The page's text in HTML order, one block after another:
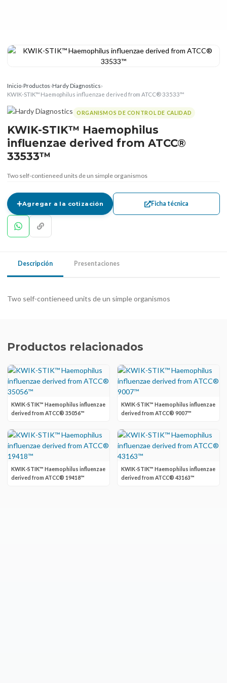
Inicio›Productos›Hardy Diagnostics›
KWIK-STIK™ Haemophilus influenzae derived from ATCC® 33533™
ORGANISMOS DE CONTROL DE CALIDAD
KWIK-STIK™ Haemophilus
influenzae derived from ATCC®
33533™
Two self-contieneed units de un simple organismos
Agregar a la cotización Ficha técnica
Descripción Presentaciones
Two self-contieneed units de un simple organismos
Productos relacionados
KWIK-STIK™ Haemophilus influenzae
derived from ATCC® 35056™
KWIK-STIK™ Haemophilus influenzae
derived from ATCC® 9007™
KWIK-STIK™ Haemophilus influenzae
derived from ATCC® 19418™
KWIK-STIK™ Haemophilus influenzae
derived from ATCC® 43163™